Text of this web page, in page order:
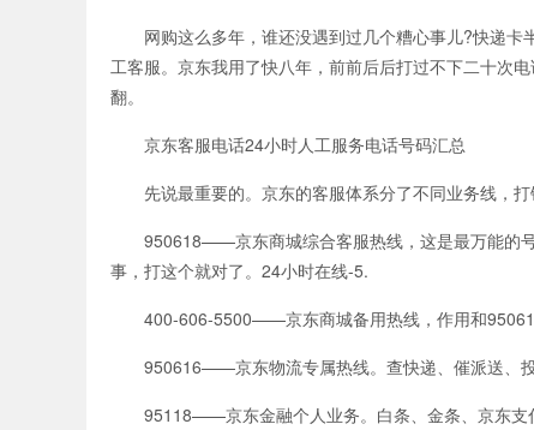
网购这么多年，谁还没遇到过几个糟心事儿?快递卡
工客服。京东我用了快八年，前前后后打过不下二十次
翻。
京东客服电话24小时人工服务电话号码汇总
先说最重要的。京东的客服体系分了不同业务线，打
950618——京东商城综合客服热线，这是最万能的号
事，打这个就对了。24小时在线-5.
400-606-5500——京东商城备用热线，作用和
950616——京东物流专属热线。查快递、催派送、投
95118——京东金融个人业务。白条、金条、京东支